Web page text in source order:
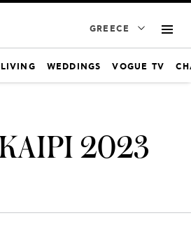
GREECE
LIVING WEDDINGS VOGUE TV
2023